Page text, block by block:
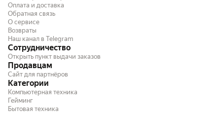
Оплата и доставка
Обратная связь
О сервисе
Возвраты
Наш канал в Telegram
Сотрудничество
Открыть пункт выдачи заказов
Продавцам
Сайт для партнёров
Категории
Компьютерная техника
Гейминг
Бытовая техника